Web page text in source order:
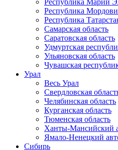
Республика Марий
Республика
Республика
Самарская область
Саратовская область
Удмуртская
Ульяновская область
Чувашская
Урал
Весь Урал
Свердловская
Челябинская область
Курганская область
Тюменская область
Ханты-Мансийский
Ямало-Ненецкий
Сибирь